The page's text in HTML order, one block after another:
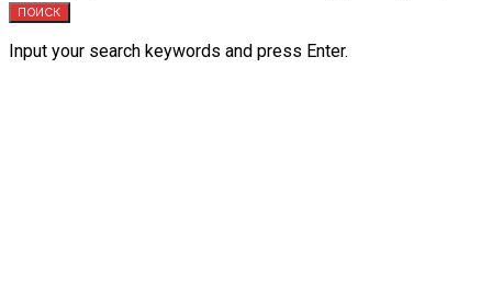
ПОИСК
Input your search keywords and press Enter.